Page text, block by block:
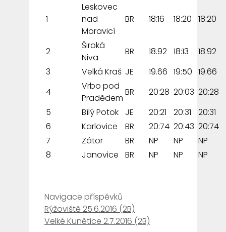
1
Leskovec
nad
Moravicí
BR 18:16 18:20 18:20
2
Široká
Niva
BR 18.92 18:13
18.92
3
Velká Kraš JE 19.66 19:50 19.66
4
Vrbo pod
Pradědem
BR 20:28 20:03 20:28
5
Bílý Potok JE 20:21 20:31
20:31
6
Karlovice BR 20:74 20:43 20:74
7
Zátor BR NP NP
NP
8
Janovice BR NP NP NP
Navigace příspěvků
Rýžoviště 25.6.2016 (2B)
Velké Kunětice 2.7.2016 (2B)